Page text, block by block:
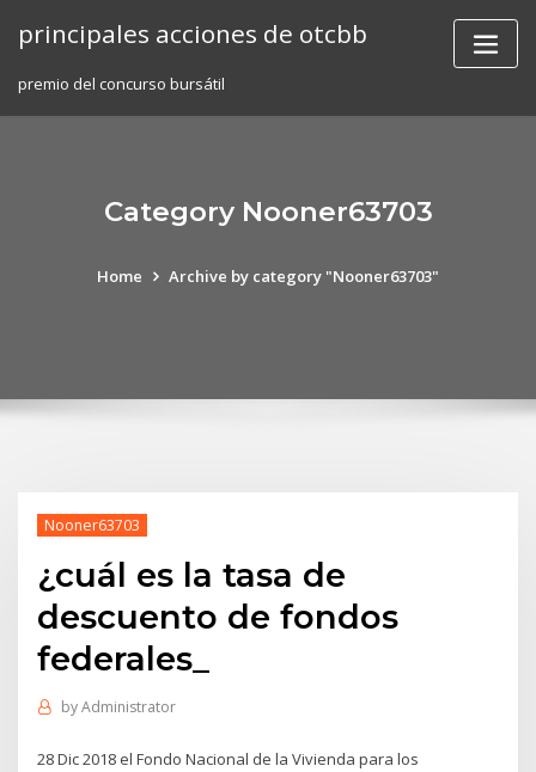
principales acciones de otcbb
premio del concurso bursátil
Category Nooner63703
Home Archive by category "Nooner63703"
Nooner63703
¿cuál es la tasa de
descuento de fondos
federales_
byAdministrator
28 Dic 2018 el Fondo Nacional de la Vivienda para los